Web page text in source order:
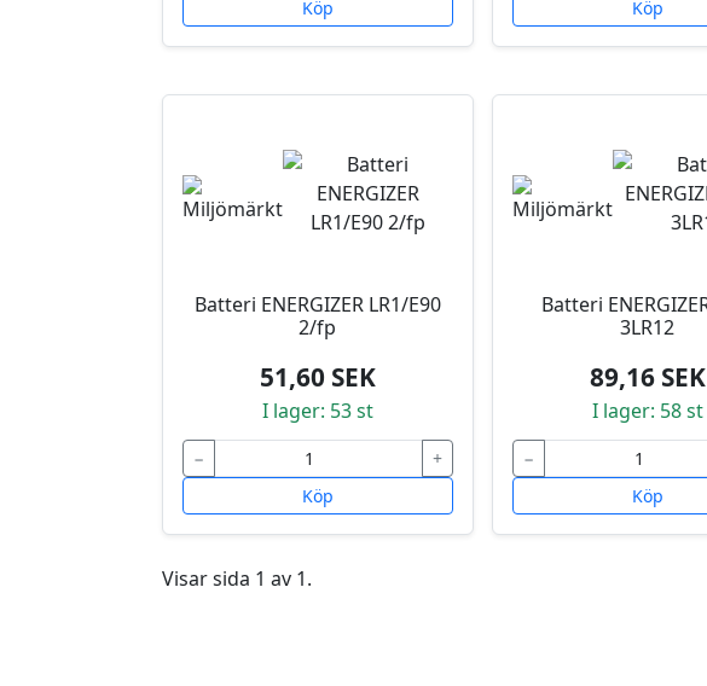
Köp
Köp
Batteri ENERGIZER LR1/E90
2/fp
51,60 SEK
I lager: 53 st
−
+
Köp
Batteri
3LR12
89,16 SEK
I lager: 58 st
−
Köp
Visar sida 1 av 1.